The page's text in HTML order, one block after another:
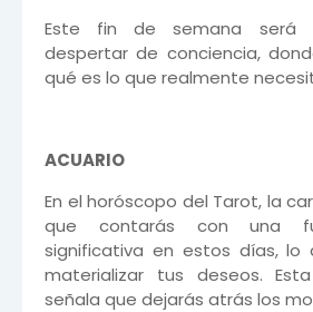
Este fin de semana será
despertar de conciencia,
qué es lo que realmente
ACUARIO
En el horóscopo del Tarot, la
que contarás con una
significativa en estos días, lo
materializar tus deseos.
señala que dejarás atrás los